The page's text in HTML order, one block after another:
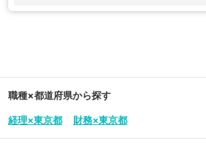
職種×都道府県から探す
経理×東京都 財務×東京都